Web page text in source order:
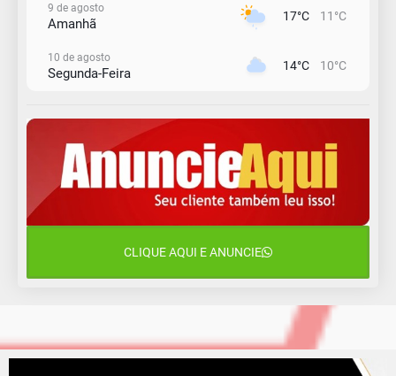
9 de agosto
Amanhã 17°C 11°C
10 de agosto
Segunda-Feira 14°C 10°C
Terça-Feira 13°C 11°C
12 de agosto
Quarta-Feira
Quinta-Feira
CLIQUE AQUI E ANUNCIE